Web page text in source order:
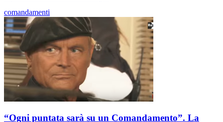
comandamenti
“Ogni puntata sarà su un Comandamento”. La